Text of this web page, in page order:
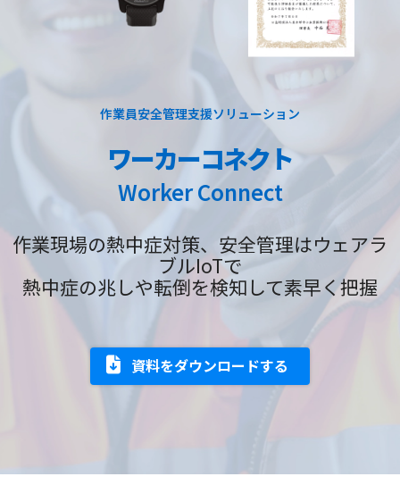
作業員安全管理支援ソリューション
ワーカーコネクト
Worker Connect
作業現場の熱中症対策、安全管理はウェアラ
ブルIoTで
熱中症の兆しや転倒を検知して素早く把握
資料をダウンロードする